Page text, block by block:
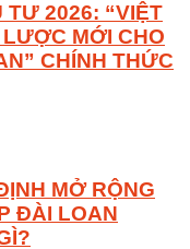
TƯ 2026: “VIỆT
MỚI CHO
CHÍNH THỨC
MỞ RỘNG
ĐÀI LOAN